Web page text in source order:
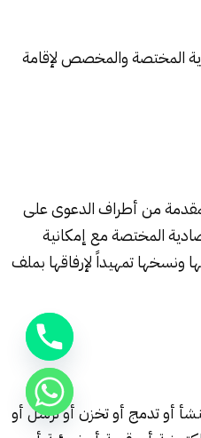
‏المختصة والمخصص لإقامة
من ‏أطراف الدعوى على
المختصة مع إمكانية
ونسخها ‏تمهيداً لإرفاقها بملف
أو ‏تدمج أو تخزن أو ترسل أو